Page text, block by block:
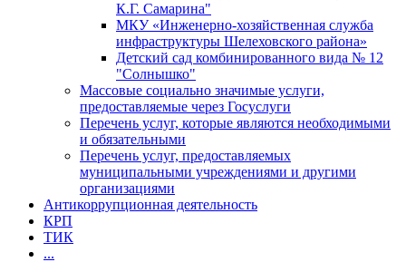
К.Г. Самарина"
МКУ «Инженерно-хозяйственная служба
инфраструктуры Шелеховского района»
Детский сад комбинированного вида № 12
"Солнышко"
Массовые социально значимые услуги,
предоставляемые через Госуслуги
Перечень услуг, которые являются необходимыми
и обязательными
Перечень услуг, предоставляемых
муниципальными учреждениями и другими
организациями
Антикоррупционная деятельность
КРП
ТИК
...